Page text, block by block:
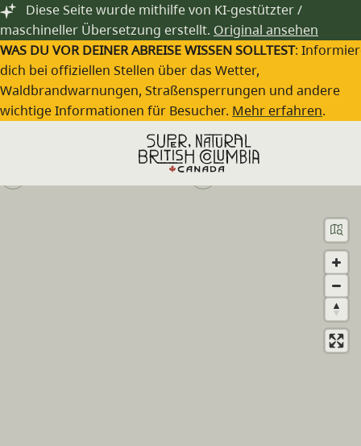
Zum Hauptinhalt springen
Diese Seite wurde mithilfe von KI-gestützter /
maschineller Übersetzung erstellt. Original ansehen
WAS DU VOR DEINER ABREISE WISSEN SOLLTEST:
dich bei offiziellen Stellen über das Wetter,
Waldbrandwarnungen, Straßensperrungen und andere
wichtige Informationen für Besucher. Mehr erfahren.
Bull Canyon Provincial Park
(250) 320-9305